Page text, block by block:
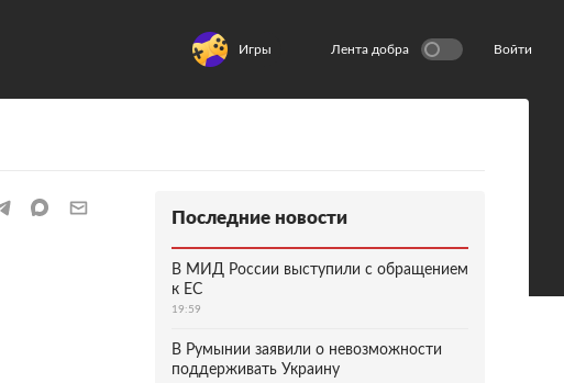
Игры Лента добра Войти
Последние новости
В МИД России выступили с обращением
к ЕС
19:59
В Румынии заявили о невозможности
поддерживать Украину